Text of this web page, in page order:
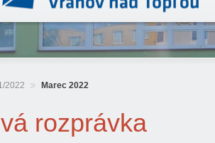
2022 Marec 2022
rozprávka